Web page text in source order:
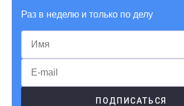
Раз в неделю и только по делу